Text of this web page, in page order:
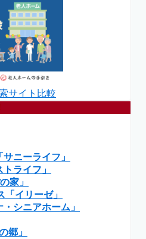
ニーライフ」
ライフ」
家」
イリーゼ」
シニアホーム」
郷」